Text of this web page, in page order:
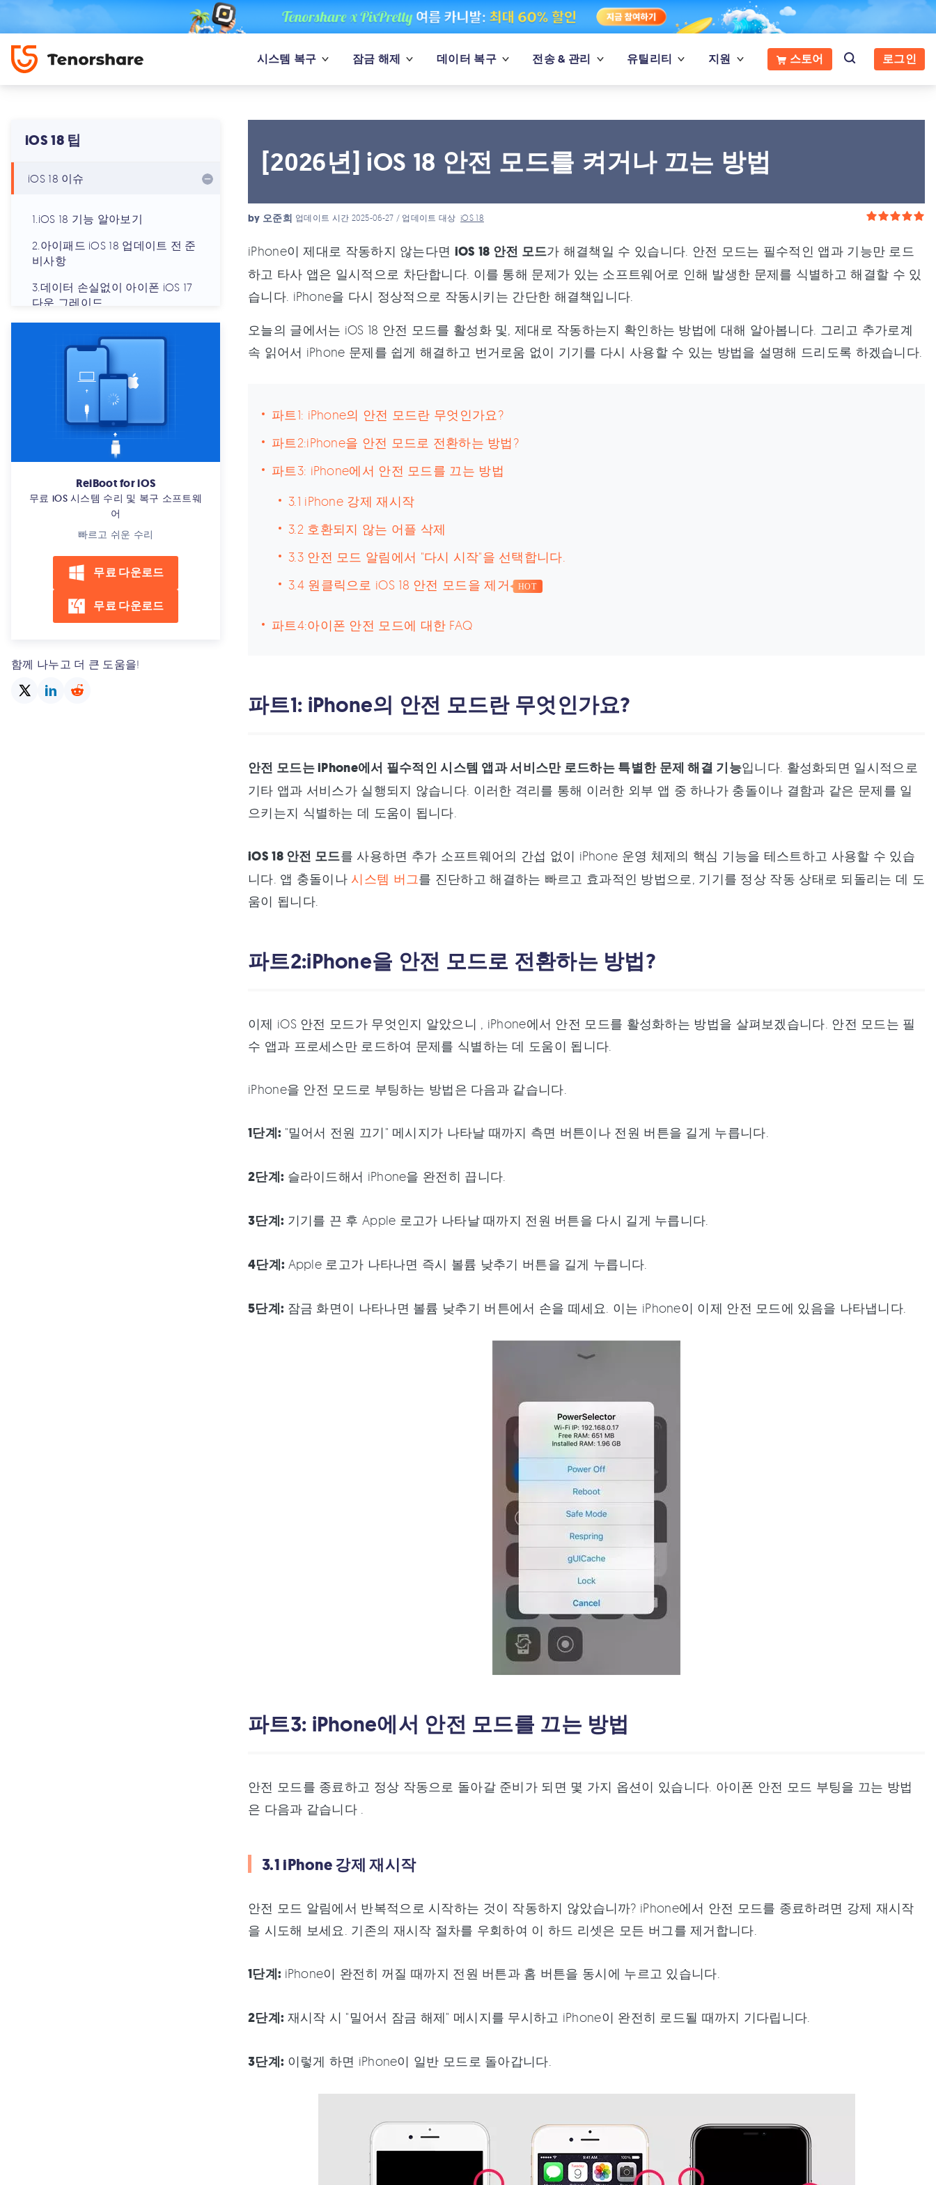
시스템 복구 잠금 해제 데이터 복구 전송 & 관리 유틸리티 지원 스토어 로그인
iOS 18 팁
iOS 18 이슈
1.iOS 18 기능 알아보기
2.아이패드 iOS 18 업데이트 전 준
비사항
3.데이터 손실없이 아이폰 iOS 17
다운 그레이드
춤 해결
5.tvOS 18 에서 애플TV 다운그레이
6.아이튠즈 없이 iOS 17로 다운그레
7.아이폰/패드 iOS 18 업데이트 설
8.iOS 18 표시되지 않다면?
9.컴퓨터 없이 iOS 18 17로 다운그
10.iOS 18 업데이트 시 검은 화면에
서 멈춤
11.컴퓨터 없이 아이패드에서 iOS 18
제거
13.iOS 18 페이스아이디 안됨 해결
방법?
ReiBoot for iOS
무료 iOS 시스템 수리 및 복구 소프트웨
어
빠르고 쉬운 수리
무료 다운로드
무료 다운로드
함께 나누고 더 큰 도움을!
[2026년] iOS 18 안전 모드를 켜거나 끄는 방법
by 오준희 업데이트 시간 2025-06-27 / 업데이트 대상iOS 18
iPhone이 제대로 작동하지 않는다면 iOS 18 안전 모드가 해결책일 수 있습니다. 안전 모드는 필수적인 앱과 기능만 로드
하고 타사 앱은 일시적으로 차단합니다. 이를 통해 문제가 있는 소프트웨어로 인해 발생한 문제를 식별하고 해결할 수 있
습니다. iPhone을 다시 정상적으로 작동시키는 간단한 해결책입니다.
오늘의 글에서는 iOS 18 안전 모드를 활성화 및, 제대로 작동하는지 확인하는 방법에 대해 알아봅니다. 그리고 추가로계
속 읽어서 iPhone 문제를 쉽게 해결하고 번거로움 없이 기기를 다시 사용할 수 있는 방법을 설명해 드리도록 하겠습니다.
파트1: iPhone의 안전 모드란 무엇인가요?
파트2:iPhone을 안전 모드로 전환하는 방법?
파트3: iPhone에서 안전 모드를 끄는 방법
3.1 iPhone 강제 재시작
3.2 호환되지 않는 어플 삭제
3.3 안전 모드 알림에서 "다시 시작"을 선택합니다.
3.4 원클릭으로 iOS 18 안전 모드을 제거
HOT
파트4:아이폰 안전 모드에 대한 FAQ
파트1: iPhone의 안전 모드란 무엇인가요?
안전 모드는 iPhone에서 필수적인 시스템 앱과 서비스만 로드하는 특별한 문제 해결 기능입니다. 활성화되면 일시적으로
기타 앱과 서비스가 실행되지 않습니다. 이러한 격리를 통해 이러한 외부 앱 중 하나가 충돌이나 결함과 같은 문제를 일
으키는지 식별하는 데 도움이 됩니다.
iOS 18 안전 모드를 사용하면 추가 소프트웨어의 간섭 없이 iPhone 운영 체제의 핵심 기능을 테스트하고 사용할 수 있습
니다. 앱 충돌이나 시스템 버그를 진단하고 해결하는 빠르고 효과적인 방법으로, 기기를 정상 작동 상태로 되돌리는 데 도
움이 됩니다.
파트2:iPhone을 안전 모드로 전환하는 방법?
이제 iOS 안전 모드가 무엇인지 알았으니 , iPhone에서 안전 모드를 활성화하는 방법을 살펴보겠습니다. 안전 모드는 필
수 앱과 프로세스만 로드하여 문제를 식별하는 데 도움이 됩니다.
iPhone을 안전 모드로 부팅하는 방법은 다음과 같습니다.
1단계: "밀어서 전원 끄기" 메시지가 나타날 때까지 측면 버튼이나 전원 버튼을 길게 누릅니다.
2단계: 슬라이드해서 iPhone을 완전히 끕니다.
3단계: 기기를 끈 후 Apple 로고가 나타날 때까지 전원 버튼을 다시 길게 누릅니다.
4단계: Apple 로고가 나타나면 즉시 볼륨 낮추기 버튼을 길게 누릅니다.
5단계: 잠금 화면이 나타나면 볼륨 낮추기 버튼에서 손을 떼세요. 이는 iPhone이 이제 안전 모드에 있음을 나타냅니다.
파트3: iPhone에서 안전 모드를 끄는 방법
안전 모드를 종료하고 정상 작동으로 돌아갈 준비가 되면 몇 가지 옵션이 있습니다. 아이폰 안전 모드 부팅을 끄는 방법
은 다음과 같습니다 .
3.1 iPhone 강제 재시작
안전 모드 알림에서 반복적으로 시작하는 것이 작동하지 않았습니까? iPhone에서 안전 모드를 종료하려면 강제 재시작
을 시도해 보세요. 기존의 재시작 절차를 우회하여 이 하드 리셋은 모든 버그를 제거합니다.
1단계: iPhone이 완전히 꺼질 때까지 전원 버튼과 홈 버튼을 동시에 누르고 있습니다.
2단계: 재시작 시 "밀어서 잠금 해제" 메시지를 무시하고 iPhone이 완전히 로드될 때까지 기다립니다.
3단계: 이렇게 하면 iPhone이 일반 모드로 돌아갑니다.